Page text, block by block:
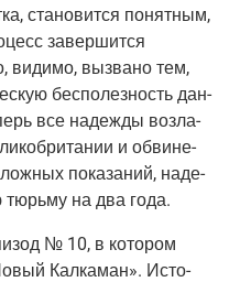
ста­но­вит­ся понят­ным,
завер­шит­ся
види­мо, вызва­но тем,
бес­по­лез­ность дан­
все надеж­ды воз­ла­
и обви­не­
пока­за­ний, наде­
тюрь­му на два года.
№ 10, в кото­ром
Кал­ка­ман». Исто­